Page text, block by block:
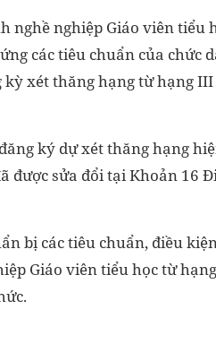
nghề nghiệp Giáo viên tiểu
các tiêu chuẩn của chức
xét thăng hạng từ hạng
ký dự xét thăng hạng
được sửa đổi tại Khoản 16
bị các tiêu chuẩn, điều
Giáo viên tiểu học từ